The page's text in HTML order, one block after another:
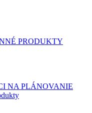
PRODUKTY
NA PLÁNOVANIE